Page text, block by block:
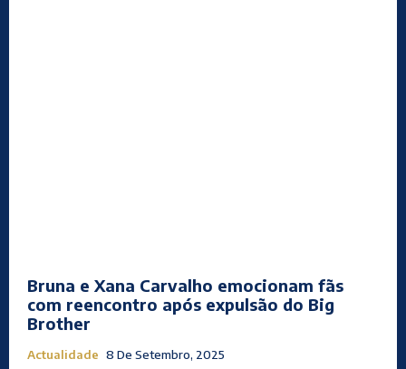
Bruna e Xana Carvalho emocionam fãs
com reencontro após expulsão do Big
Brother
Actualidade 8 De Setembro, 2025